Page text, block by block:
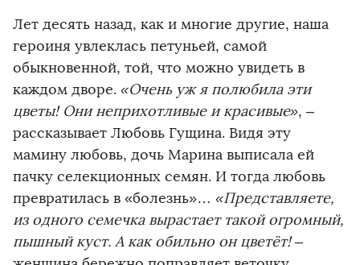
Лет десять назад, как и многие другие, наша
героиня увлеклась петуньей, самой
обыкновенной, той, что можно увидеть в
каждом дворе. «Очень уж я полюбила эти
цветы! Они неприхотливые и красивые», –
рассказывает Любовь Гущина. Видя эту
мамину любовь, дочь Марина выписала ей
пачку селекционных семян. И тогда любовь
превратилась в «болезнь»… «Представляете,
из одного семечка вырастает такой огромный,
пышный куст. А как обильно он цветёт!–